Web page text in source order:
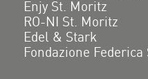
Enjy St. Moritz
RO-NI St. Moritz
Edel & Stark
Fondazione Federica